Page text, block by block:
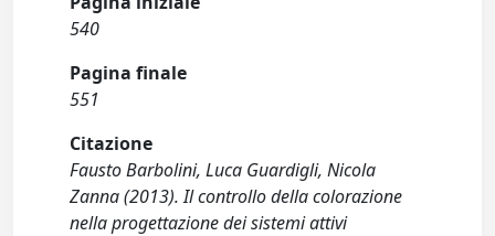
540
Pagina finale
551
Citazione
Fausto Barbolini, Luca Guardigli, Nicola
Zanna (2013). Il controllo della colorazione
nella progettazione dei sistemi attivi